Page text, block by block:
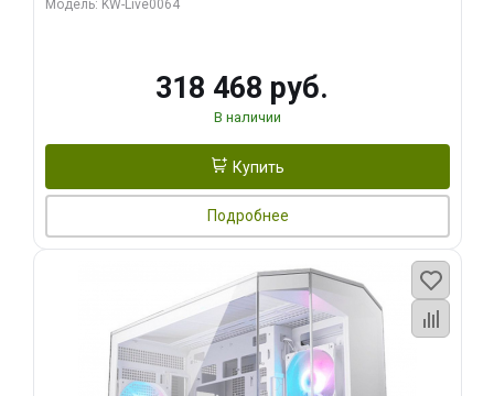
Модель: KW-Live0064
318 468 руб.
В наличии
Купить
Подробнее